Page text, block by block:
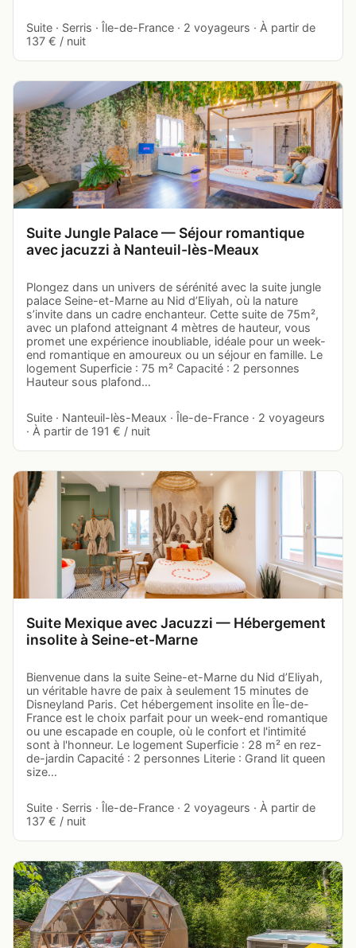
Suite · Serris · Île-de-France · 2 voyageurs · À partir de
137 € / nuit
Suite Jungle Palace — Séjour romantique
avec jacuzzi à Nanteuil-lès-Meaux
Plongez dans un univers de sérénité avec la suite jungle
palace Seine-et-Marne au Nid d’Eliyah, où la nature
s’invite dans un cadre enchanteur. Cette suite de 75m²,
avec un plafond atteignant 4 mètres de hauteur, vous
promet une expérience inoubliable, idéale pour un week-
end romantique en amoureux ou un séjour en famille. Le
logement Superficie : 75 m² Capacité : 2 personnes
Hauteur sous plafond…
Suite · Nanteuil-lès-Meaux · Île-de-France · 2 voyageurs
· À partir de 191 € / nuit
Suite Mexique avec Jacuzzi — Hébergement
insolite à Seine-et-Marne
Bienvenue dans la suite Seine-et-Marne du Nid d’Eliyah,
un véritable havre de paix à seulement 15 minutes de
Disneyland Paris. Cet hébergement insolite en Île-de-
France est le choix parfait pour un week-end romantique
ou une escapade en couple, où le confort et l'intimité
sont à l'honneur. Le logement Superficie : 28 m² en rez-
de-jardin Capacité : 2 personnes Literie : Grand lit queen
size…
Suite · Serris · Île-de-France · 2 voyageurs · À partir de
137 € / nuit